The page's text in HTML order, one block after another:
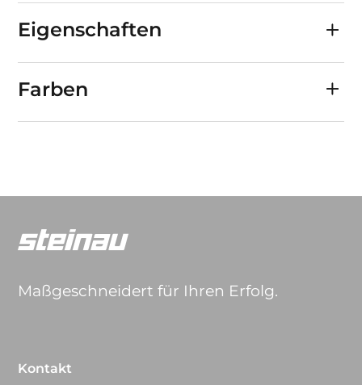
Eigenschaften
Farben
Maßgeschneidert für Ihren Erfolg.
Kontakt